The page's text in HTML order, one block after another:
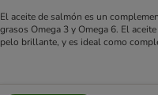
El aceite de salmón es un
grasos Omega 3 y Omega 6. El
pelo brillante, y es ideal como